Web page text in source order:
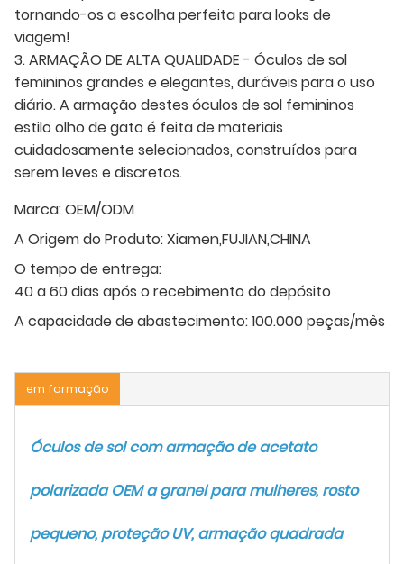
tornando-os a escolha perfeita para looks de
viagem!
3. ARMAÇÃO DE ALTA QUALIDADE - Óculos de sol
femininos grandes e elegantes, duráveis ​​para o uso
diário. A armação destes óculos de sol femininos
estilo olho de gato é feita de materiais
cuidadosamente selecionados, construídos para
serem leves e discretos.
Marca:OEM/ODM
A Origem do Produto:Xiamen,FUJIAN,CHINA
O tempo de entrega:
40 a 60 dias após o recebimento do depósito
A capacidade de abastecimento:100.000 peças/mês
em formação
Óculos de sol com armação de acetato
polarizada OEM a granel para mulheres, rosto
pequeno, proteção UV, armação quadrada